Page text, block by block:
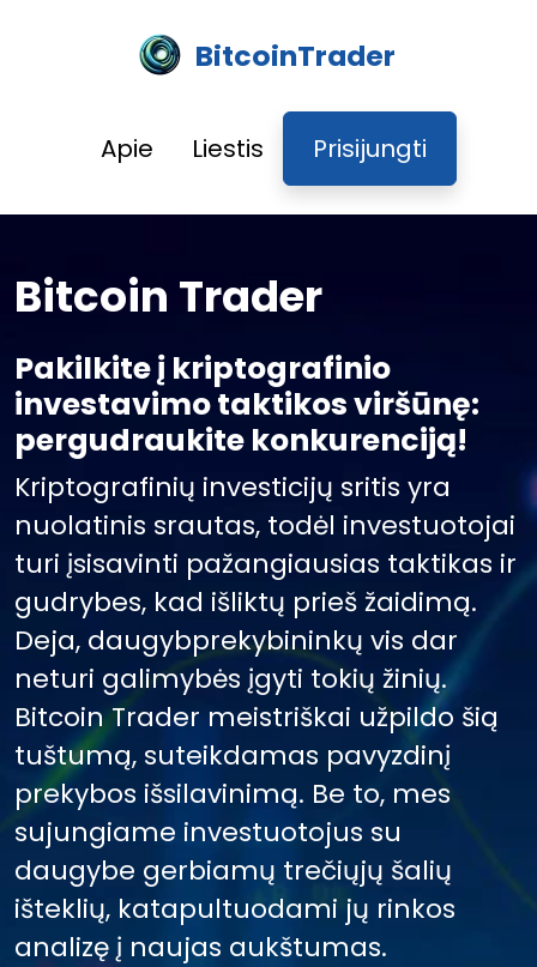
BitcoinTrader
Apie Liestis Prisijungti
Bitcoin Trader
Pakilkite į kriptografinio
investavimo taktikos viršūnę:
pergudraukite konkurenciją!
Kriptografinių investicijų sritis yra
nuolatinis srautas, todėl investuotojai
turi įsisavinti pažangiausias taktikas ir
gudrybes, kad išliktų prieš žaidimą.
Deja, daugybprekybininkų vis dar
neturi galimybės įgyti tokių žinių.
Bitcoin Trader meistriškai užpildo šią
tuštumą, suteikdamas pavyzdinį
prekybos išsilavinimą. Be to, mes
sujungiame investuotojus su
daugybe gerbiamų trečiųjų šalių
išteklių, katapultuodami jų rinkos
analizę į naujas aukštumas.